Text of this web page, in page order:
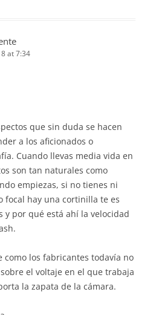
at 7:34
que sin duda se hacen
a los aficionados o
Cuando llevas media vida en
son tan naturales como
empiezas, si no tienes ni
focal hay una cortinilla te es
y por qué está ahí la velocidad
como los fabricantes todavía no
el voltaje en el que trabaja
la zapata de la cámara.